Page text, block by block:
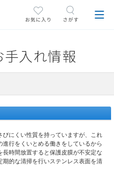
入れ情報
にくい性質を持っていますが、これ
行をくいとめる働きをしているから
時間放置すると保護皮膜が不安定な
的な清掃を行いステンレス表面を清